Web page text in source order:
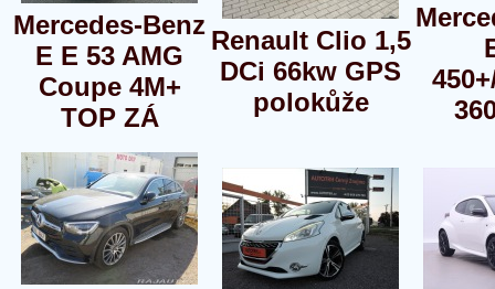
Mercedes-Benz
E E 53 AMG
Coupe 4M+
TOP ZÁ
Renault Clio 1,5
DCi 66kw GPS
polokůže